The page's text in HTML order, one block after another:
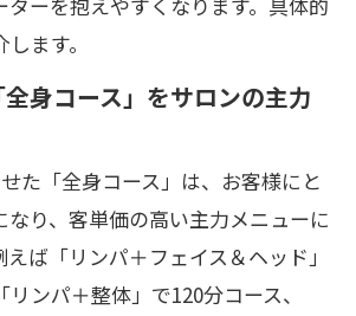
ます。
身コース」をサロンの主力
た「全身コース」は、お客様にと
なり、客単価の高い主力メニューに
ば「リンパ＋フェイス＆ヘッド」
ンパ＋整体」で120分コース、